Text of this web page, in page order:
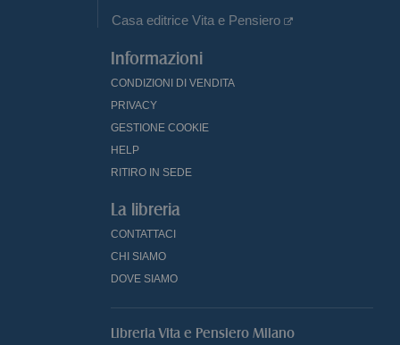
Casa editrice Vita e Pensiero
Informazioni
CONDIZIONI DI VENDITA
PRIVACY
GESTIONE COOKIE
HELP
RITIRO IN SEDE
La libreria
CONTATTACI
CHI SIAMO
DOVE SIAMO
Libreria Vita e Pensiero Milano